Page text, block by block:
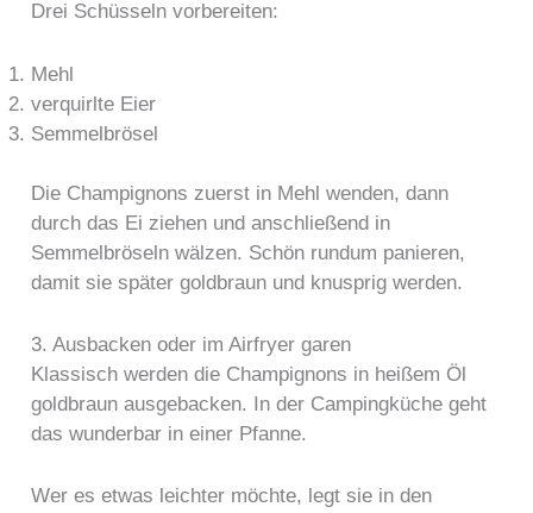
Drei Schüsseln vorbereiten:
Mehl
verquirlte Eier
Semmelbrösel
Die Champignons zuerst in Mehl wenden, dann
durch das Ei ziehen und anschließend in
Semmelbröseln wälzen. Schön rundum panieren,
damit sie später goldbraun und knusprig werden.
3. Ausbacken oder im Airfryer garen
Klassisch werden die Champignons in heißem Öl
goldbraun ausgebacken. In der Campingküche geht
das wunderbar in einer Pfanne.
Wer es etwas leichter möchte, legt sie in den